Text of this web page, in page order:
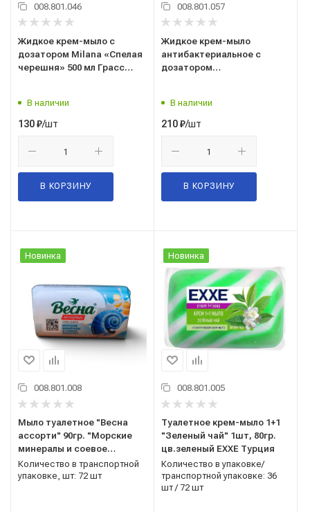
008.801.046
Жидкое крем-мыло с
дозатором Milana «Спелая
черешня» 500 мл Грасс
В наличии
130₽/шт
В КОРЗИНУ
008.801.057
Жидкое крем-мыло
антибактериальное с
дозатором
В наличии
210₽/шт
В КОРЗИНУ
Новинка
008.801.008
Мыло туалетное "Весна
ассорти" 90гр. "Морские
минералы и соевое
молочко"
Количество в транспортной
упаковке, шт: 72 шт
Новинка
008.801.005
Туалетное крем-мыло 1+1
"Зеленый чай" 1шт, 80гр.
цв.зеленый EXXE Турция
Количество в упаковке/
транспортной упаковке: 36
шт / 72 шт